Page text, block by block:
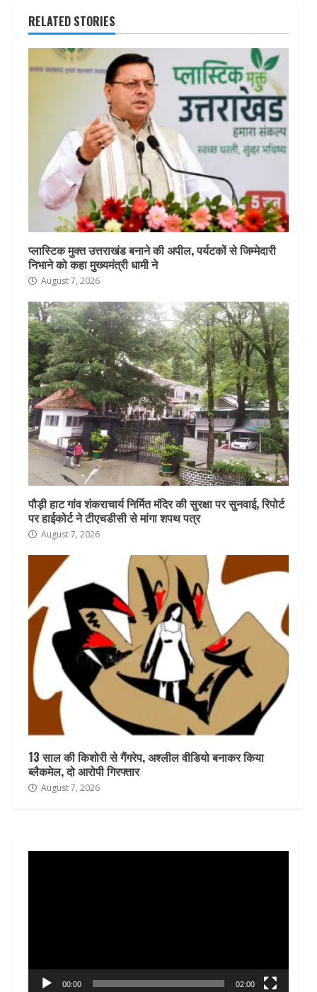
RELATED STORIES
प्लास्टिक मुक्त उत्तराखंड बनाने की अपील, पर्यटकों से जिम्मेदारी
निभाने को कहा मुख्यमंत्री धामी ने
August 7, 2026
पौड़ी हाट गांव शंकराचार्य निर्मित मंदिर की सुरक्षा पर सुनवाई, रिपोर्ट
पर हाईकोर्ट ने टीएचडीसी से मांगा शपथ पत्र
August 7, 2026
13 साल की किशोरी से गैंगरेप, अश्लील वीडियो बनाकर किया
ब्लैकमेल, दो आरोपी गिरफ्तार
August 7, 2026
00:00 02:00